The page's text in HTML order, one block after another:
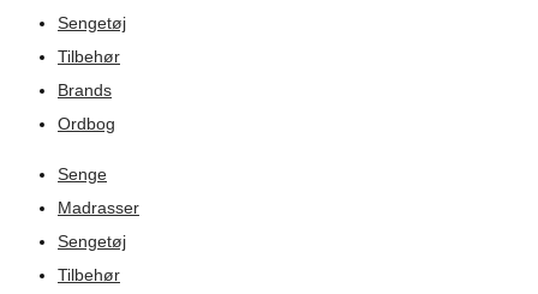
Sengetøj
Tilbehør
Brands
Ordbog
Senge
Madrasser
Sengetøj
Tilbehør